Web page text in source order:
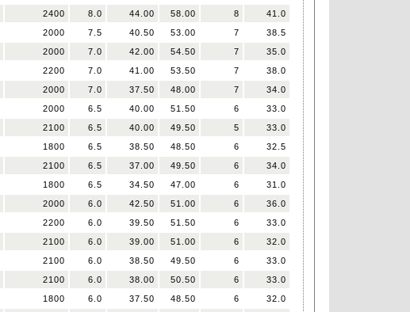
2400 8.0 44.00 58.00 8
41.0
2000 7.5 40.50 53.00 7
38.5
2000 7.0 42.00 54.50 7
35.0
2200 7.0 41.00 53.50 7
38.0
2000 7.0 37.50 48.00 7
34.0
2000 6.5 40.00 51.50 6
33.0
2100 6.5 40.00 49.50 5
33.0
1800 6.5 38.50 48.50 6
32.5
2100 6.5 37.00 49.50 6
34.0
1800 6.5 34.50 47.00 6
31.0
2000 6.0 42.50 51.00 6
36.0
2200 6.0 39.50 51.50 6
33.0
2100 6.0 39.00 51.00 6
32.0
2100 6.0 38.50 49.50 6
33.0
2100 6.0 38.00 50.50 6
33.0
1800 6.0 37.50 48.50 6
32.0